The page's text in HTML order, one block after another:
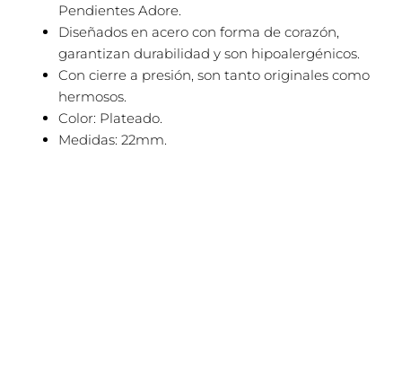
Pendientes Adore.
Diseñados en acero con forma de corazón,
garantizan durabilidad y son hipoalergénicos.
Con cierre a presión, son tanto originales como
hermosos.
Color: Plateado.
Medidas: 22mm.